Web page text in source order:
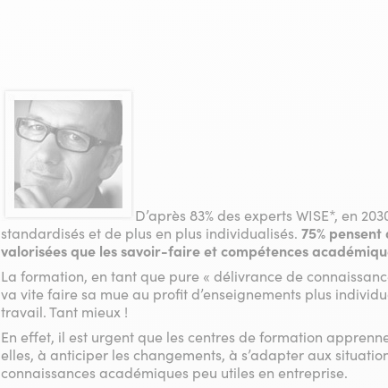
D’après 83% des experts WISE*, en
standardisés et de plus en plus individualisés. 75%
valorisées que les savoir-faire et compétences
La formation, en tant que pure « délivrance de
va vite faire sa mue au profit d’enseignements plus
travail. Tant mieux !
En effet, il est urgent que les centres de formation
elles, à anticiper les changements, à s’adapter aux
connaissances académiques peu utiles en entreprise.